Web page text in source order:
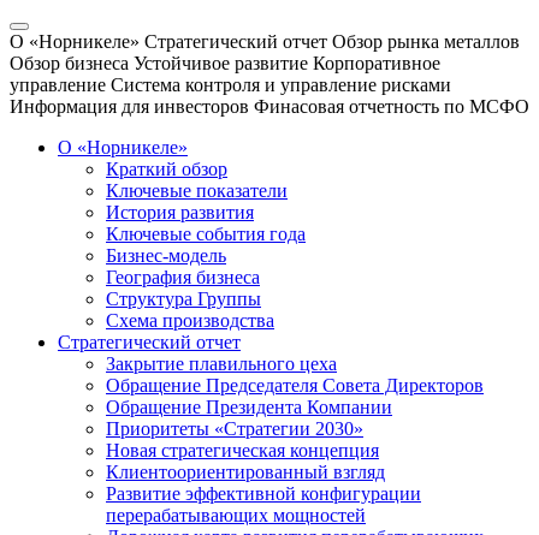
О «Норникеле» Стратегический отчет Обзор рынка металлов
Обзор бизнеса Устойчивое развитие Корпоративное
управление Система контроля и управление рисками
Информация для инвесторов Финасовая отчетность по МСФО
О «Норникеле»
Краткий обзор
Ключевые показатели
История развития
Ключевые события года
Бизнес-модель
География бизнеса
Структура Группы
Схема производства
Стратегический отчет
Закрытие плавильного цеха
Обращение Председателя Совета Директоров
Обращение Президента Компании
Приоритеты «Стратегии 2030»
Новая стратегическая концепция
Клиентоориентированный взгляд
Развитие эффективной конфигурации
перерабатывающих мощностей